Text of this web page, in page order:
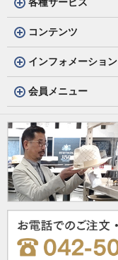
コンテンツ
インフォメーション
会員メニュー